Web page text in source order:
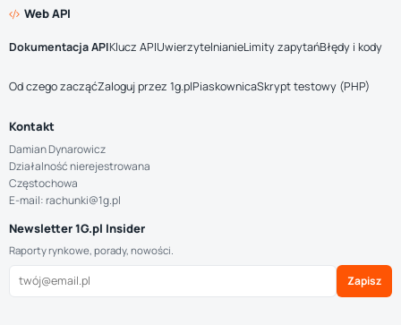
Web API
Dokumentacja APIKlucz APIUwierzytelnianieLimity zapytańBłędy i kody
Od czego zacząćZaloguj przez 1g.plPiaskownicaSkrypt testowy (PHP)
Kontakt
Damian Dynarowicz
Działalność nierejestrowana
Częstochowa
E-mail: rachunki@1g.pl
Newsletter 1G.pl Insider
Raporty rynkowe, porady, nowości.
Zapisz